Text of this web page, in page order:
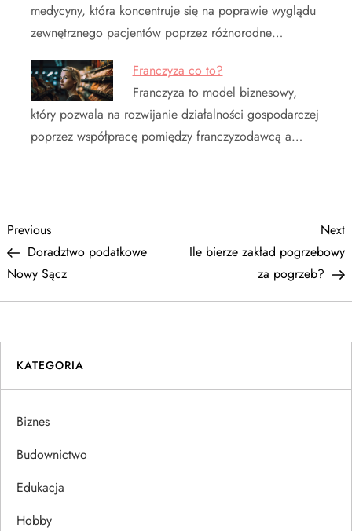
medycyny, która koncentruje się na poprawie wyglądu
zewnętrznego pacjentów poprzez różnorodne…
Franczyza co to?
Franczyza to model biznesowy,
który pozwala na rozwijanie działalności gospodarczej
poprzez współpracę pomiędzy franczyzodawcą a…
N
a
w
i
g
a
c
Previous
Post
Previous
Doradztwo podatkowe
Nowy Sącz
Next
Ile bierze zakład pogrzebowy
za pogrzeb?
KATEGORIA
Biznes
Budownictwo
Edukacja
Hobby